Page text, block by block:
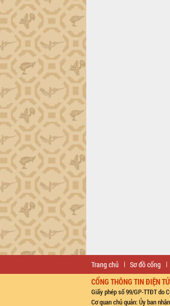
Trang chủ Sơ đồ cổng
CỔNG THÔNG TIN ĐIỆN
Giấy phép số 99/GP-TTĐT do
Cơ quan chủ quản: Ủy ban